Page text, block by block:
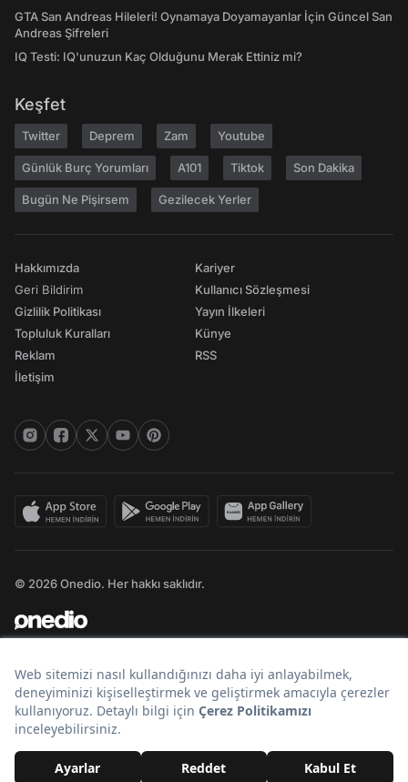
GTA San Andreas Hileleri! Oynamaya Doyamayanlar İçin Güncel San
Andreas Şifreleri
IQ Testi: IQ'unuzun Kaç Olduğunu Merak Ettiniz mi?
Keşfet
Twitter Deprem Zam Youtube
Günlük Burç Yorumları A101 Tiktok Son Dakika
Bugün Ne Pişirsem Gezilecek Yerler
Hakkımızda
Geri Bildirim
Gizlilik Politikası
Topluluk Kuralları
Reklam
İletişim
Kariyer
Kullanıcı Sözleşmesi
Yayın İlkeleri
Künye
RSS
© 2026 Onedio. Her hakkı saklıdır.
Bir markasıdır.